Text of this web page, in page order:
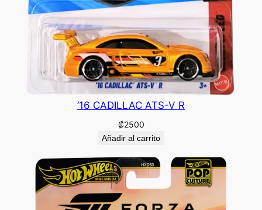
’16 CADILLAC ATS-V R
₡2500
Añadir al carrito